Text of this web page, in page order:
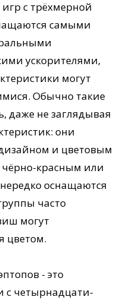
с трёхмерной
самыми
ускорителями,
могут
Обычно такие
даже не заглядывая
они
и цветовым
красным или
оснащаются
часто
могут
цветом.
- это
с четырнадцати-